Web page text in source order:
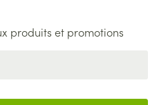
produits et promotions